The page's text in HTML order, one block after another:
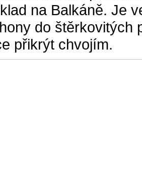
na Balkáně. Je
do štěrkovitých
přikrýt chvojím.